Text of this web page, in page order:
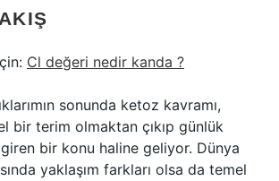
Cl değeri nedir kanda ?
sonunda ketoz kavramı,
bir terim olmaktan çıkıp günlük
bir konu haline geliyor. Dünya
yaklaşım farkları olsa da temel